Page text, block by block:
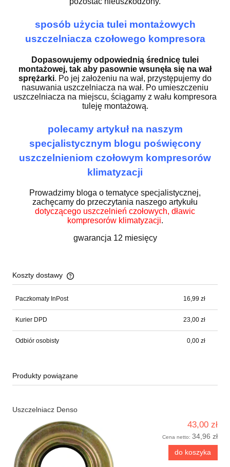
sposób użycia tulei montażowych
uszczelniacza czołowego kompresora
Dopasowujemy odpowiednią średnicę tulei
montażowej, tak aby pasownie wsunęła się na wał
sprężarki. Po jej założeniu na wał, przystępujemy do
nasuwania uszczelniacza na wał. Po umieszczeniu
uszczelniacza na miejscu, ściągamy z wału kompresora
tuleję montażową.
polecamy artykuł na naszym
specjalistycznym blogu poświęcony
uszczelnieniom czołowym kompresorów
klimatyzacji
Prowadzimy bloga o tematyce specjalistycznej,
zachęcamy do przeczytania naszego artykułu
dotyczącego uszczelnień czołowych, dławic
kompresorów klimatyzacji.
gwarancja 12 miesięcy
Koszty dostawy
Cena nie zawiera ewentualnych kosztów płatności
Paczkomaty InPost 16,99 zł
Kurier DPD 23,00 zł
Odbiór osobisty 0,00 zł
Produkty powiązane
Uszczelniacz Denso
43,00 zł
Cena netto: 34,96 zł
do koszyka